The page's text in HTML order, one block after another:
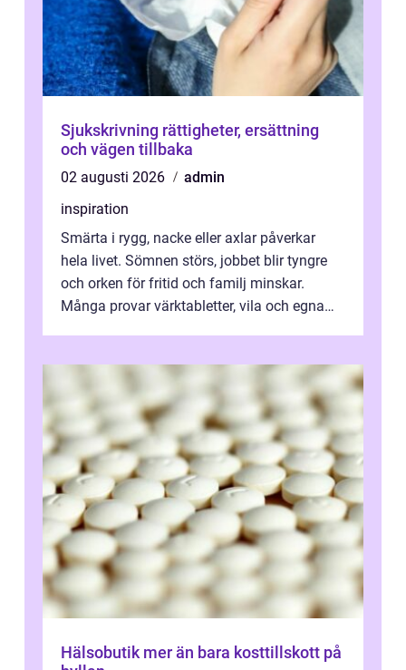
Sjukskrivning rättigheter, ersättning
och vägen tillbaka
02 augusti 2026
admin
inspiration
Smärta i rygg, nacke eller axlar påverkar
hela livet. Sömnen störs, jobbet blir tyngre
och orken för fritid och familj minskar.
Många provar värktabletter, vila och egna
Hälsobutik mer än bara kosttillskott på